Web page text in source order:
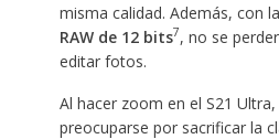
misma calidad. Además, con la
RAW de 12 bits7, no se
editar fotos.
Al hacer zoom en el S21
preocuparse por sacrificar la